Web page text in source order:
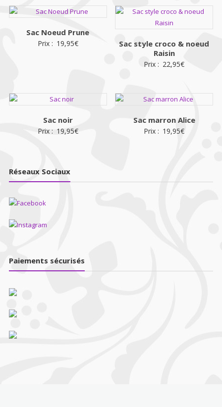
Sac Noeud Prune
Prix : 19,95€
Sac style croco & noeud
Raisin
Prix : 22,95€
Sac noir
Prix : 19,95€
Sac marron Alice
Prix : 19,95€
Réseaux Sociaux
Paiements sécurisés